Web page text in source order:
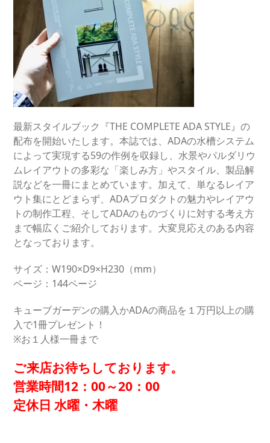
最新スタイルブック『THE COMPLETE ADA STYLE』の
配布を開始いたします。本誌では、ADAの水槽システム
によって実現する59の作例を収録し、水景やパルダリウ
ムレイアウトの多彩な「楽しみ方」やスタイル、製品解
説などを一冊にまとめています。加えて、単なるレイア
ウト集にとどまらず、ADAプロダクトの魅力やレイアウ
トの制作工程、そしてADAのものづくりに対する考え方
まで幅広くご紹介しております。大変見応えのある内容
となっております。
サイズ：W190×D9×H230（mm）
ページ：144ページ
キューブガーデンの購入かADAの商品を１万円以上の購
入で1冊プレゼント！
※お１人様一冊まで
ご来店お待ちしております。
営業時間12：00～20：00
定休日 水曜・木曜